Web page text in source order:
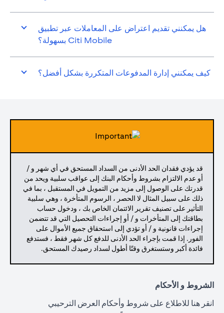
هل يمكنني تقديم اعتراض على المعاملات عبر تطبيق
Citi Mobile بسهولة؟
كيف يمكنني إدارة المدفوعات المتكررة بشكل أفضل؟
قد يؤدي فقدان الحد الأدنى من السداد المستحق في أي شهر و /
أو عدم الالتزام بشروط وأحكام البنك إلى عواقب سلبية ويحد من
قدرتك على الوصول إلى مزيد من التمويل في المستقبل ، بما في
ذلك على سبيل المثال لا الحصر ، الرسوم المتأخرة ، وهي سلبية
التأثير على تصنيف تقرير الائتمان الخاص بك ، ودخول حساب
بطاقتك إلى المتأخرات و / أو إجراءات التحصيل التي قد تتضمن
إجراءات قانونية و / أو تؤدي إلى استحقاق جميع الأموال على
الفور. إذا قمت بإجراء الحد الأدنى للدفع كل شهر فقط ، فستدفع
فائدة أكبر وستستغرق وقتًا أطول لسداد رصيدك المستحق.
الشروط و الأحكام
انقر هنا للاطلاع على شروط وأحكام العرض الترحيبي